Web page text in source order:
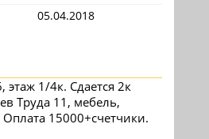
05.04.2018
1/4к. Сдается 2к
Труда 11, мебель,
Оплата 15000+счетчики.